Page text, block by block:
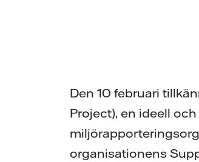
Den 10 februari
Project), en ideell
organisationens